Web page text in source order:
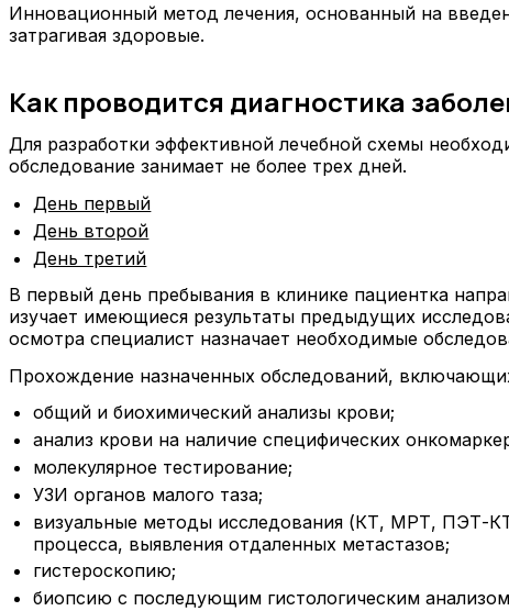
Инновационный метод лечения, основанный на
затрагивая здоровые.
Как проводится диагностика
Для разработки эффективной лечебной схемы
обследование занимает не более трех дней.
День первый
День второй
День третий
В первый день пребывания в клинике пациентка
изучает имеющиеся результаты предыдущих
осмотра специалист назначает необходимые
Прохождение назначенных обследований,
общий и биохимический анализы крови;
анализ крови на наличие специфических
молекулярное тестирование;
УЗИ органов малого таза;
визуальные методы исследования (КТ, МРТ, ПЭТ-
процесса, выявления отдаленных метастазов;
гистероскопию;
биопсию с последующим гистологическим